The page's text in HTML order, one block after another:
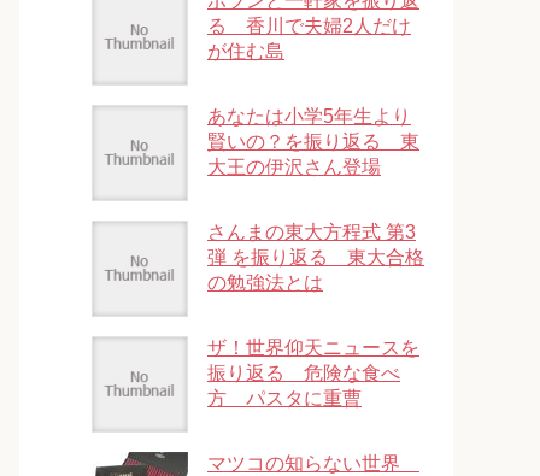
る 香川で夫婦2人だけ
が住む島
あなたは小学5年生より
賢いの？を振り返る 東
大王の伊沢さん登場
さんまの東大方程式 第3
弾 を振り返る 東大合格
の勉強法とは
ザ！世界仰天ニュースを
振り返る 危険な食べ
方 パスタに重曹
マツコの知らない世界